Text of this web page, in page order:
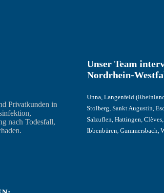
Privatkunden in
nach Todesfall,
Unser Team
Nordrhein-
Unna, Langenfeld
Stolberg, Sankt Augustin,
Salzuflen, Hattingen,
Ibbenbüren, Gummersbach,